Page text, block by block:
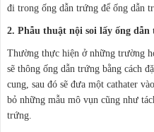
đi trong ống dẫn trứng để ống dẫn
2. Phẫu thuật nội soi lấy ống dẫn
Thường thực hiện ở những trường
sẽ thông ống dẫn trứng bằng cách
cung, sau đó sẽ đưa một cathater
bỏ những mẫu mô vụn cũng như
trứng.